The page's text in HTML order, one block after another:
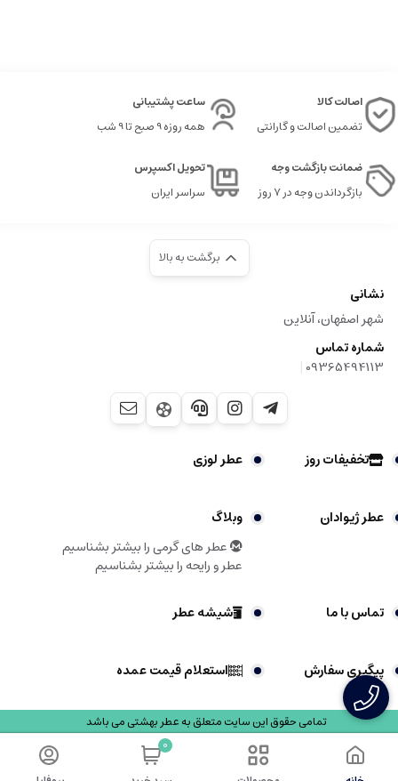
اصالت کالا
تضمین اصالت و گارانتی
ساعت پشتیبانی
همه روزه 9 صبح تا 9 شب
ضمانت بازگشت وجه
بازگرداندن وجه در ۷ روز
تحویل اکسپرس
سراسر ایران
برگشت به بالا
نشانی
شهر اصفهان، آنلاین
شماره تماس
09365494113
|
تخفیفات روز عطر لوزی
عطر ژیوادان
وبلاگ
عطر های گرمی را بیشتر بشناسیم
عطر و رایحه را بیشتر بشناسیم
تماس با ما شیشه عطر
پیگیری سفارش استعلام قیمت عمده
تمامی حقوق این سایت متعلق به عطر بهشتی می باشد
0